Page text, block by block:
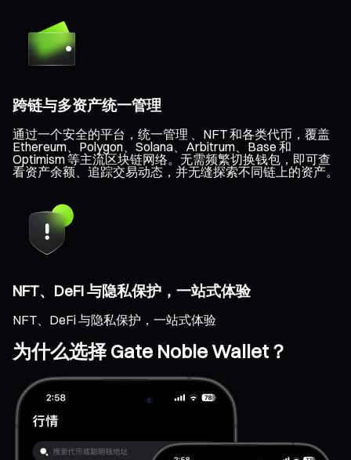
跨链与多资产统一管理
通过一个安全的平台，统一管理 、NFT 和各类代币，覆盖
Ethereum、Polygon、Solana、Arbitrum、Base 和
Optimism 等主流区块链网络。无需频繁切换钱包，即可查
看资产余额、追踪交易动态，并无缝探索不同链上的资产。
NFT、DeFi 与隐私保护，一站式体验
NFT、DeFi 与隐私保护，一站式体验
为什么选择 Gate Noble Wallet？